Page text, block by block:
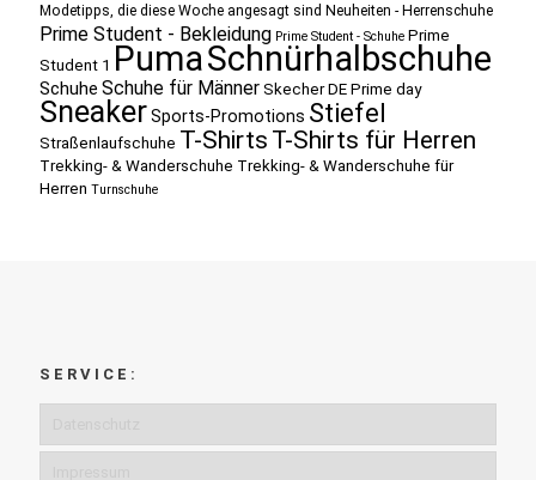
Modetipps, die diese Woche angesagt sind Neuheiten - Herrenschuhe
Prime Student - Bekleidung Prime Student - Schuhe Prime
Student 1 PumaSchnürhalbschuhe
Schuhe Schuhe für Männer Skecher DE Prime day
SneakerSports-Promotions Stiefel
Straßenlaufschuhe T-Shirts T-Shirts für Herren
Trekking- & Wanderschuhe Trekking- & Wanderschuhe für
Herren Turnschuhe
SERVICE: